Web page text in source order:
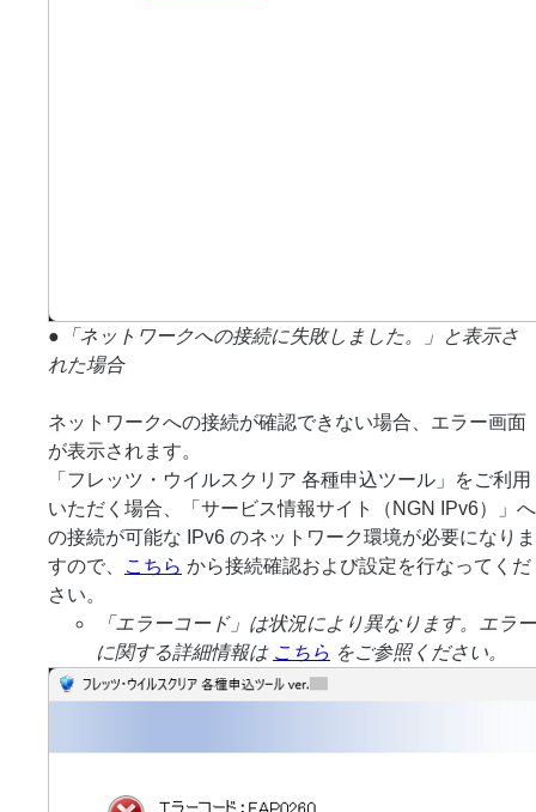
●「ネットワークへの接続に失敗しました。」と表示さ
れた場合
ネットワークへの接続が確認できない場合、エラー画面
が表示されます。
「フレッツ・ウイルスクリア 各種申込ツール」をご利用
いただく場合、「サービス情報サイト（NGN IPv6）」へ
の接続が可能な IPv6 のネットワーク環境が必要になりま
すので、
こちら から接続確認および設定を行なってくだ
さい。
「エラーコード」は状況により異なります。エラー
に関する詳細情報は こちら をご参照ください。